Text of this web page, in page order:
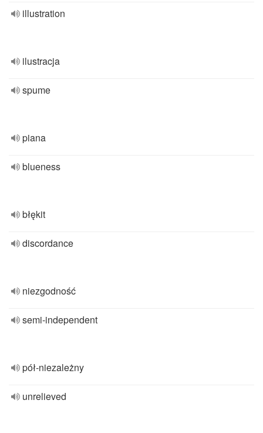
illustration
ilustracja
spume
piana
blueness
błękit
discordance
niezgodność
semi-independent
pół-niezależny
unrelieved